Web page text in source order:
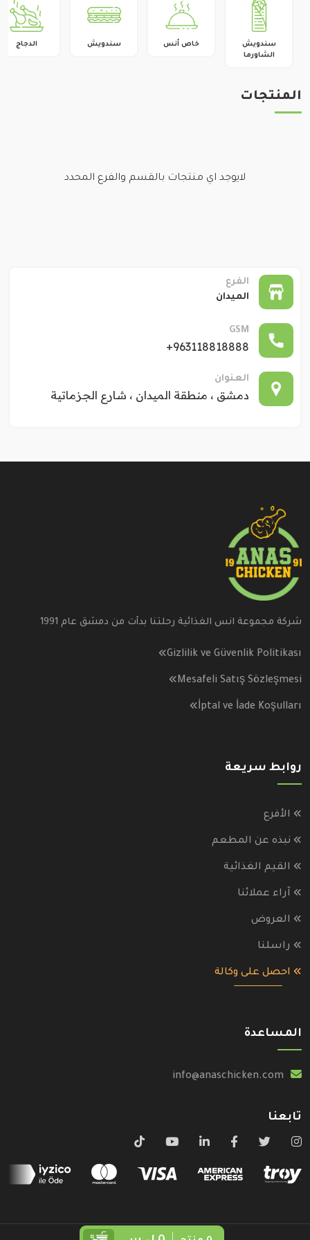
الميدان
تغيير الفرع
كفرسوسة
تغيير الفرع
سندويش
الشاورما
خاص أنس سندويش الدجاج
المنتجات
لايوجد اي منتجات بالقسم والفرع المحدد
الفرع
الميدان
GSM
+963118818888
العنوان
دمشق ، منطقة الميدان ، شارع الجزماتية
شركة مجموعة انس الغذائية رحلتنا بدأت من دمشق عام 1991
Gizlilik ve Güvenlik Politikası
Mesafeli Satış Sözleşmesi
İptal ve İade Koşulları
روابط سريعة
الأفرع
نبذه عن المطعم
القيم الغذائية
آراء عملائنا
العروض
راسلنا
احصل على وكالة
المساعدة
info@anaschicken.com
تابعنا